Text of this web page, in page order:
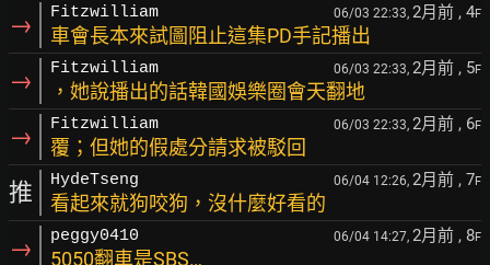
→ Fitzwilliam 06/03 22:33, 2月前 , 4F
車會長本來試圖阻止這集PD手記播出
→ Fitzwilliam 06/03 22:33, 2月前 , 5F
，她說播出的話韓國娛樂圈會天翻地
→ Fitzwilliam 06/03 22:33, 2月前 , 6F
覆；但她的假處分請求被駁回
推 HydeTseng 06/04 12:26, 2月前 , 7F
看起來就狗咬狗，沒什麼好看的
→ peggy0410 06/04 14:27, 2月前 , 8F
5050翻車是SBS…